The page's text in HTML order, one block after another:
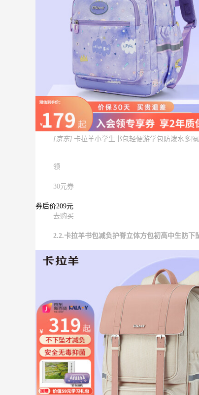
[京东] 卡拉羊小学生书包轻便游学包防泼水多
领
30元券
券后价209元
去购买
2.2.卡拉羊书包减负护脊立体方包初高中生防下